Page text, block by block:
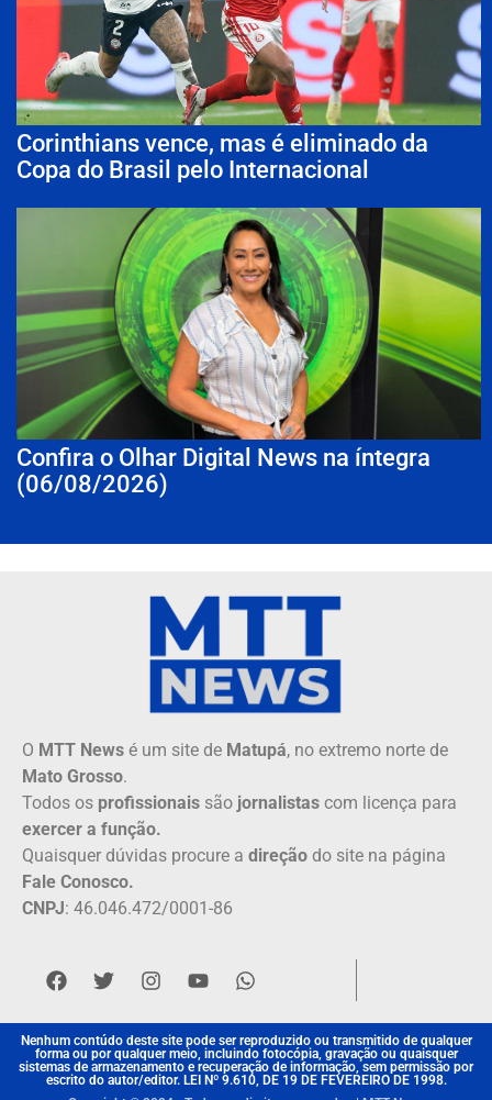
Corinthians vence, mas é eliminado da
Copa do Brasil pelo Internacional
Confira o Olhar Digital News na íntegra
(06/08/2026)
O MTT News é um site de Matupá, no extremo norte de
Mato Grosso.
Todos os profissionais são jornalistas com licença para
exercer a função.
Quaisquer dúvidas procure a direção do site na página
Fale Conosco.
CNPJ: 46.046.472/0001-86
Nenhum contúdo deste site pode ser reproduzido ou transmitido de qualquer
forma ou por qualquer meio, incluindo fotocópia, gravação ou quaisquer
sistemas de armazenamento e recuperação de informação, sem permissão por
escrito do autor/editor. LEI Nº 9.610, DE 19 DE FEVEREIRO DE 1998.